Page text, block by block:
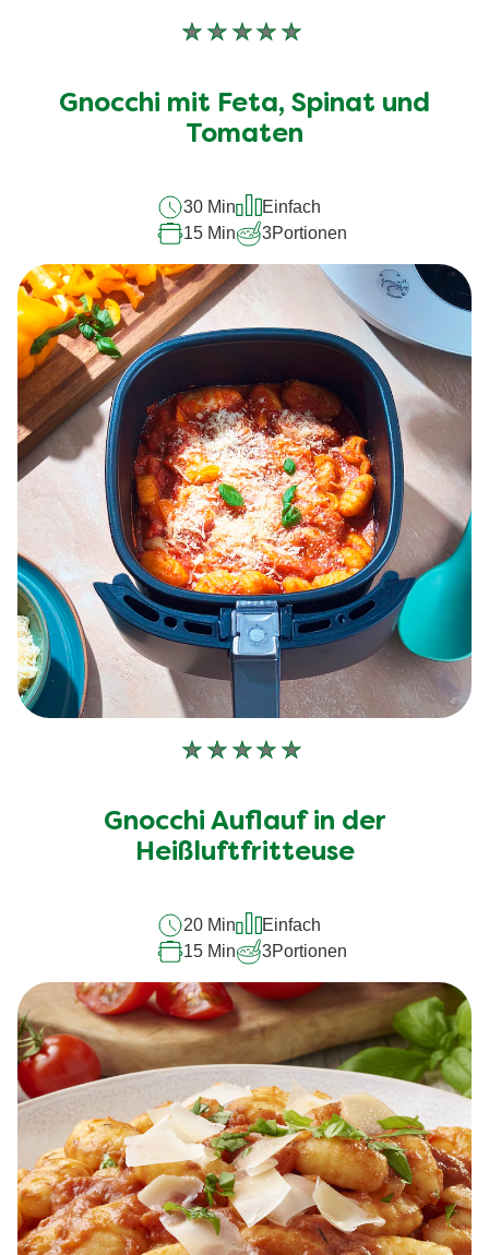
Keine
für
dieses
Gnocchi mit Feta, Spinat und
Tomaten
30 Min
Einfach
15 Min
3Portionen
Keine
für
dieses
Gnocchi Auflauf in der
Heißluftfritteuse
20 Min
Einfach
15 Min
3Portionen